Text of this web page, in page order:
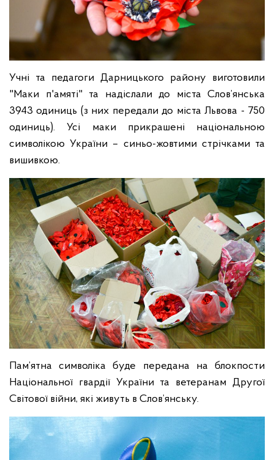
Учні та педагоги Дарницького району виготовили
"Маки п'амяті" та надіслали до міста Слов’янська
3943 одиниць (з них передали до міста Львова - 750
одиниць). Усі маки прикрашені національною
символікою України – синьо-жовтими стрічками та
вишивкою.
Пам’ятна символіка буде передана на блокпости
Національної гвардії України та ветеранам Другої
Світової війни, які живуть в Слов’янську.